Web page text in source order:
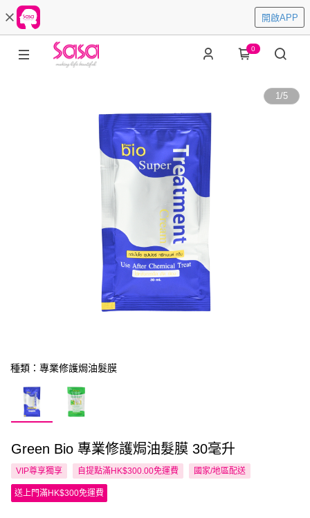
開啟APP
0
1/5
種類：專業修護焗油髮膜
Green Bio 專業修護焗油髮膜 30毫升
VIP尊享獨享 自提點滿HK$300.00免運費 國家/地區配送
送上門滿HK$300免運費